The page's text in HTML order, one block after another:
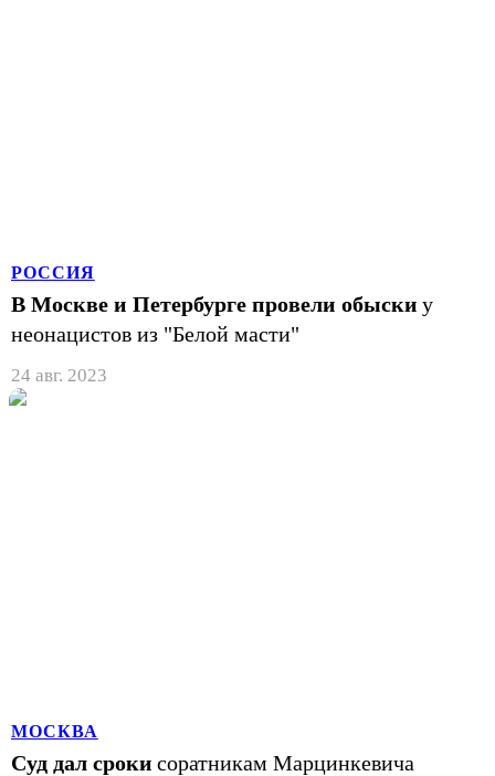
РОССИЯ
В Москве и Петербурге провели обыски у
неонацистов из "Белой масти"
24 авг. 2023
МОСКВА
Суд дал сроки соратникам Марцинкевича